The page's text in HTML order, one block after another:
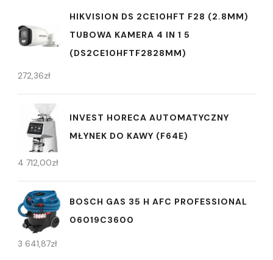
HIKVISION DS 2CE10HFT F28 (2.8MM)
TUBOWA KAMERA 4 IN 1 5
(DS2CE10HFTF2828MM)
272,36zł
INVEST HORECA AUTOMATYCZNY
MŁYNEK DO KAWY (F64E)
4 712,00zł
BOSCH GAS 35 H AFC PROFESSIONAL
06019C3600
3 641,87zł